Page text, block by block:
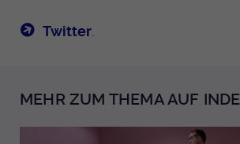
Twitter.
MEHR ZUM THEMA AUF